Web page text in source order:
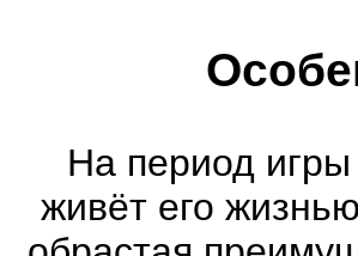
На период
живёт его